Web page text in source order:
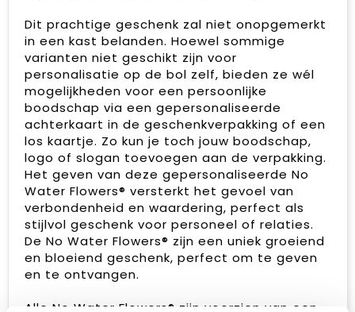
Dit prachtige geschenk zal niet onopgemerkt
in een kast belanden. Hoewel sommige
varianten niet geschikt zijn voor
personalisatie op de bol zelf, bieden ze wél
mogelijkheden voor een persoonlijke
boodschap via een gepersonaliseerde
achterkaart in de geschenkverpakking of een
los kaartje. Zo kun je toch jouw boodschap,
logo of slogan toevoegen aan de verpakking.
Het geven van deze gepersonaliseerde No
Water Flowers® versterkt het gevoel van
verbondenheid en waardering, perfect als
stijlvol geschenk voor personeel of relaties.
De No Water Flowers® zijn een uniek groeiend
en bloeiend geschenk, perfect om te geven
en te ontvangen.
Alle No Water Flowers® zijn voorzien van een